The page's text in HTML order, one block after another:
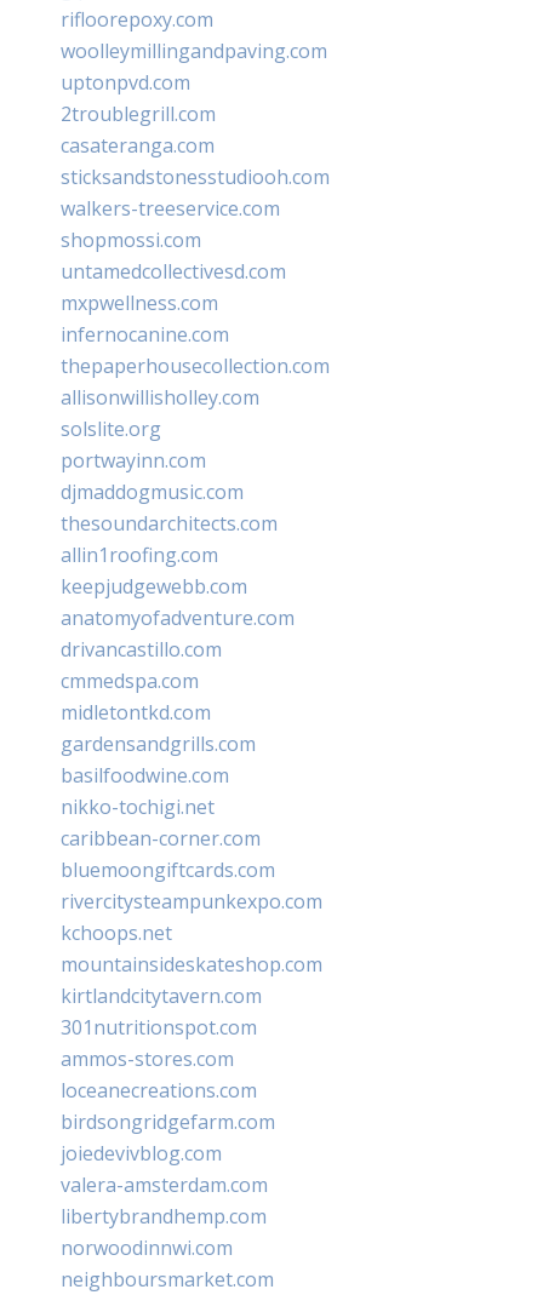
rifloorepoxy.com
woolleymillingandpaving.com
uptonpvd.com
2troublegrill.com
casateranga.com
sticksandstonesstudiooh.com
walkers-treeservice.com
shopmossi.com
untamedcollectivesd.com
mxpwellness.com
infernocanine.com
thepaperhousecollection.com
allisonwillisholley.com
solslite.org
portwayinn.com
djmaddogmusic.com
thesoundarchitects.com
allin1roofing.com
keepjudgewebb.com
anatomyofadventure.com
drivancastillo.com
cmmedspa.com
midletontkd.com
gardensandgrills.com
basilfoodwine.com
nikko-tochigi.net
caribbean-corner.com
bluemoongiftcards.com
rivercitysteampunkexpo.com
kchoops.net
mountainsideskateshop.com
kirtlandcitytavern.com
301nutritionspot.com
ammos-stores.com
loceanecreations.com
birdsongridgefarm.com
joiedevivblog.com
valera-amsterdam.com
libertybrandhemp.com
norwoodinnwi.com
neighboursmarket.com